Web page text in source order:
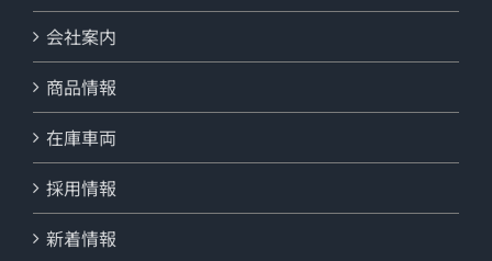
会社案内
商品情報
在庫車両
採用情報
新着情報